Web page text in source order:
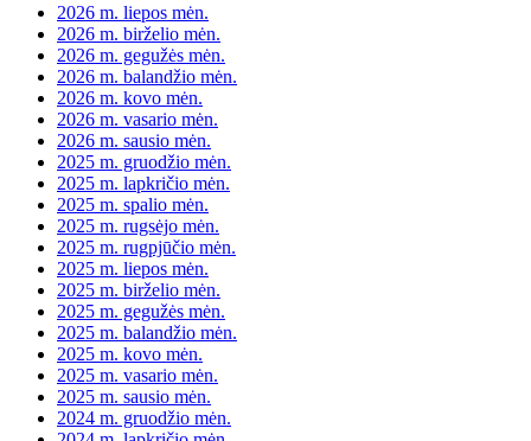
2026 m. liepos mėn.
2026 m. birželio mėn.
2026 m. gegužės mėn.
2026 m. balandžio mėn.
2026 m. kovo mėn.
2026 m. vasario mėn.
2026 m. sausio mėn.
2025 m. gruodžio mėn.
2025 m. lapkričio mėn.
2025 m. spalio mėn.
2025 m. rugsėjo mėn.
2025 m. rugpjūčio mėn.
2025 m. liepos mėn.
2025 m. birželio mėn.
2025 m. gegužės mėn.
2025 m. balandžio mėn.
2025 m. kovo mėn.
2025 m. vasario mėn.
2025 m. sausio mėn.
2024 m. gruodžio mėn.